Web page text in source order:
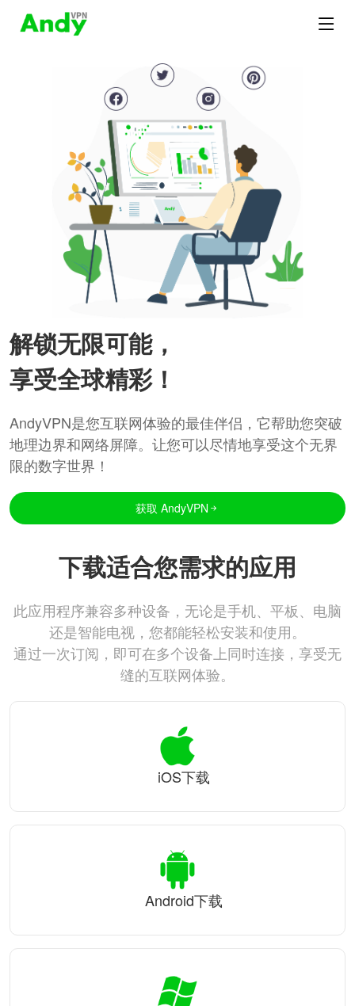
解锁无限可能，
享受全球精彩！
AndyVPN是您互联网体验的最佳伴侣，它帮助您突破
地理边界和网络屏障。让您可以尽情地享受这个无界
限的数字世界！
获取 AndyVPN
下载适合您需求的应用
此应用程序兼容多种设备，无论是手机、平板、电脑
还是智能电视，您都能轻松安装和使用。
通过一次订阅，即可在多个设备上同时连接，享受无
缝的互联网体验。
iOS下载
Android下载